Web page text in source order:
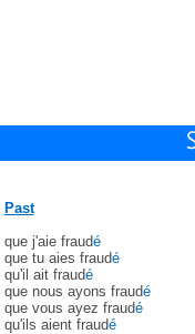
Past
que j'aie fraudé
que tu aies fraudé
qu'il ait fraudé
que nous ayons fraudé
que vous ayez fraudé
qu'ils aient fraudé